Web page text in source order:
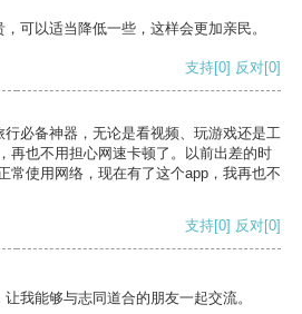
可以适当降低一些，这样会更加亲民。
支持[0] 反对[0]
必备神器，无论是看视频、玩游戏还是工
再也不用担心网速卡顿了。以前出差的时
常使用网络，现在有了这个app，我再也不
支持[0] 反对[0]
我能够与志同道合的朋友一起交流。